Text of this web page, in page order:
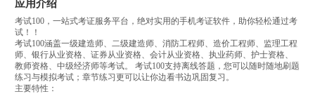
应用介绍
考试100，一站式考证服务平台，绝对实用的手机考证软件，助你轻松通过考
试！！
考试100涵盖一级建造师、二级建造师、消防工程师、造价工程师、监理工程
师、银行从业资格、证券从业资格、会计从业资格、执业药师、护士资格、
教师资格、中级经济师等考试。 考试100支持离线答题，您可以随时随地刷题
练习与模拟考试；章节练习更可以让你边看书边巩固复习。
主要特性：